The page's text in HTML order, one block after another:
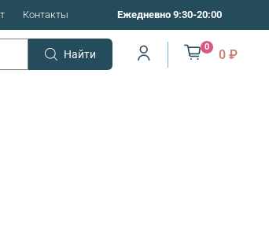
Контакты Ежедневно 9:30-20:00
Найти
0
0 ₽